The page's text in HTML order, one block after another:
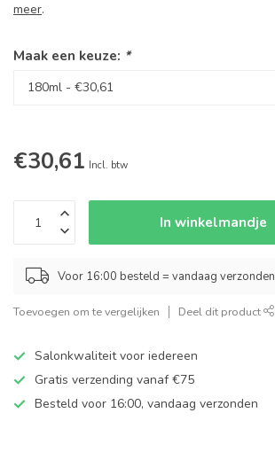
meer.
Maak een keuze: *
€30,61 Incl. btw
In winkelmandje
Voor 16:00 besteld = vandaag verzonden
Toevoegen om te vergelijken Deel dit product
Salonkwaliteit voor iedereen
Gratis verzending vanaf €75
Besteld voor 16:00, vandaag verzonden